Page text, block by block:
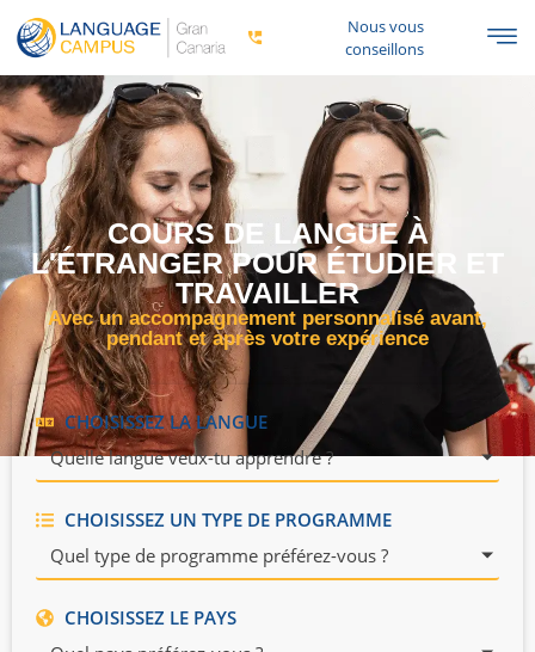
contenu
Nous vous
conseillons
COURS DE LANGUE À
L'ÉTRANGER POUR ÉTUDIER ET
TRAVAILLER
Avec un accompagnement personnalisé avant,
pendant et après votre expérience
CHOISISSEZ LA LANGUE
Quelle langue veux-tu apprendre ?
CHOISISSEZ UN TYPE DE PROGRAMME
Quel type de programme préférez-vous ?
CHOISISSEZ LE PAYS